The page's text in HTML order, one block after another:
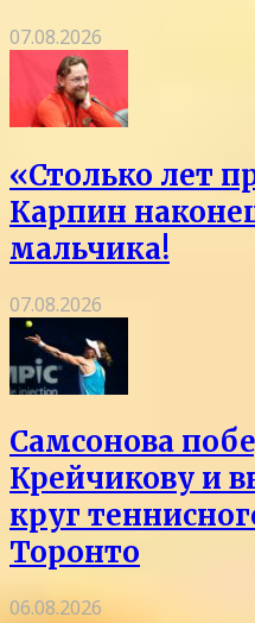
07.08.2026
«Столько лет
Карпин
мальчика!
07.08.2026
Самсонова
Крейчикову и
круг
Торонто
06.08.2026